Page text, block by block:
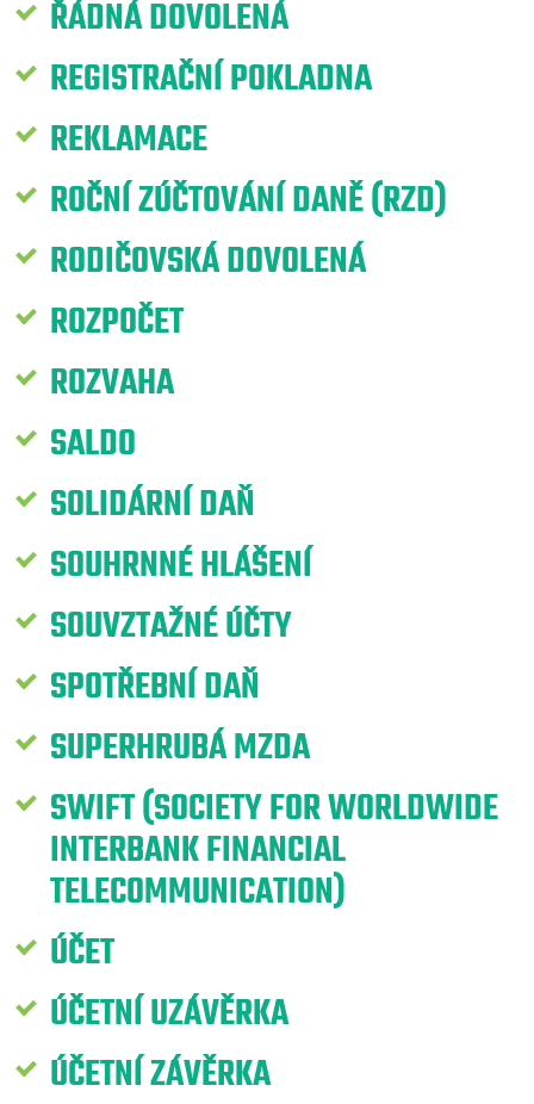
ŘÁDNÁ DOVOLENÁ
REGISTRAČNÍ POKLADNA
REKLAMACE
ROČNÍ ZÚČTOVÁNÍ DANĚ (RZD)
RODIČOVSKÁ DOVOLENÁ
ROZPOČET
ROZVAHA
SALDO
SOLIDÁRNÍ DAŇ
SOUHRNNÉ HLÁŠENÍ
SOUVZTAŽNÉ ÚČTY
SPOTŘEBNÍ DAŇ
SUPERHRUBÁ MZDA
SWIFT (SOCIETY FOR WORLDWIDE
INTERBANK FINANCIAL
TELECOMMUNICATION)
ÚČET
ÚČETNÍ UZÁVĚRKA
ÚČETNÍ ZÁVĚRKA